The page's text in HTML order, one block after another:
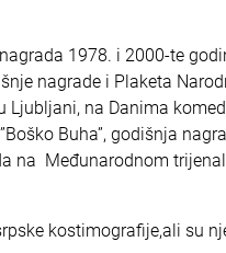
1978. i 2000-te
nagrade i Plaketa
Ljubljani, na Danima
Buha”, godišnja
na Međunarodnom
kostimografije,ali su